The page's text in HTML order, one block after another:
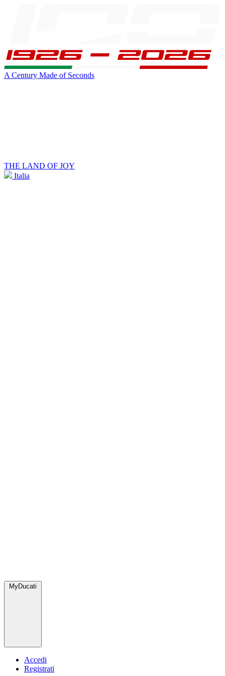
A Century Made of Seconds
THE LAND OF JOY
Italia
MyDucati
Accedi
Registrati